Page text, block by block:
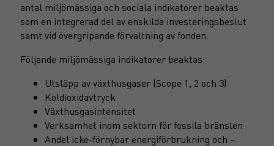
antal miljömässiga och sociala indikatorer beaktas
som en integrerad del av enskilda investeringsbeslut
samt vid övergripande förvaltning av fonden.
Följande miljömässiga indikatorer beaktas:
Utsläpp av växthusgaser (Scope 1, 2 och 3)
Koldioxidavtryck
Växthusgasintensitet
Verksamhet inom sektorn för fossila bränslen
Andel icke-förnybar energiförbrukning och –